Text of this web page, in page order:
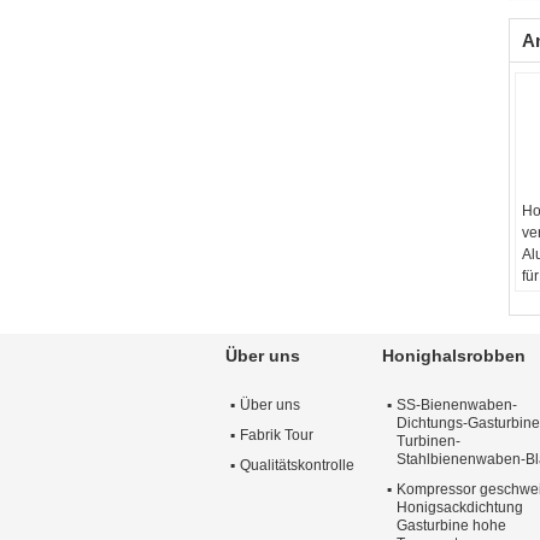
Über uns
Über uns
Fabrik Tour
Qualitätskontrolle
Honighalsrobben
SS-Bienenwaben-
Dichtungs-
Turbinen-
Stahlbienenwaben-
Kompressor
Honigsackdichtung
Gasturbine hohe